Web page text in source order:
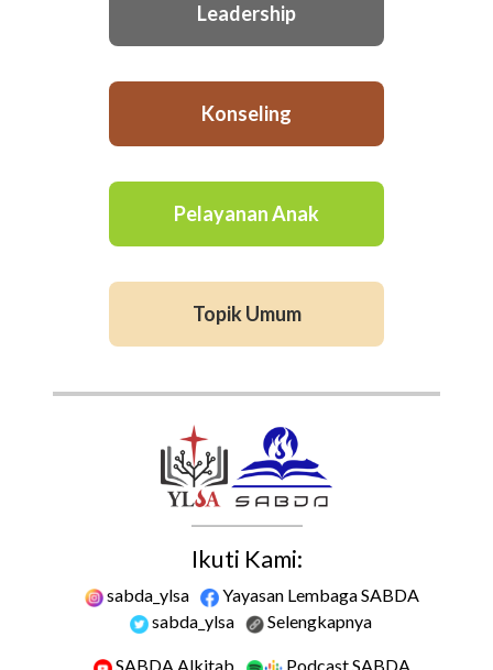
Leadership
Konseling
Pelayanan Anak
Topik Umum
Ikuti Kami:
sabda_ylsa
Yayasan Lembaga SABDA
sabda_ylsa
Selengkapnya
SABDA Alkitab Podcast SABDA